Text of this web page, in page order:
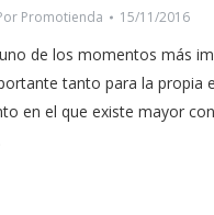
Promotienda 15/11/2016
de los momentos más
tanto para la propia
en el que existe mayor